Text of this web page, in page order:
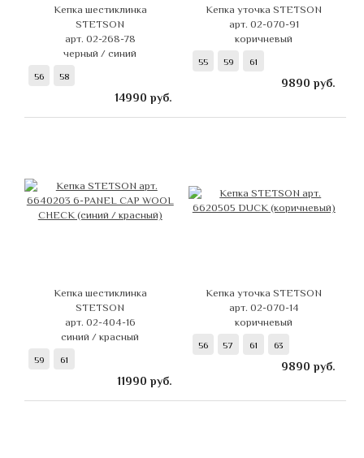
Кепка шестиклинка
STETSON
арт. 02-268-78
черный / синий
56 58
14990 руб.
Кепка уточка STETSON
арт. 02-070-91
коричневый
55 59 61
9890 руб.
Кепка шестиклинка
STETSON
арт. 02-404-16
синий / красный
59 61
11990 руб.
Кепка уточка STETSON
арт. 02-070-14
коричневый
56 57 61 63
9890 руб.